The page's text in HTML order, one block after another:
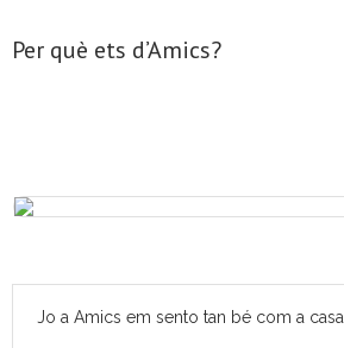
Per què ets d’Amics?
Jo a Amics em sento tan bé com a casa.